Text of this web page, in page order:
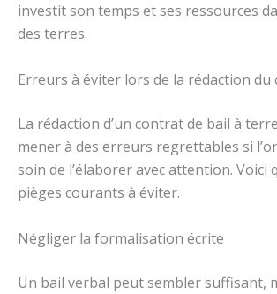
investit son temps et ses ressources
des terres.
Erreurs à éviter lors de la rédaction
La rédaction d’un contrat de bail à
mener à des erreurs regrettables si
soin de l’élaborer avec attention. Voici
pièges courants à éviter.
Négliger la formalisation écrite
Un bail verbal peut sembler suffisant,